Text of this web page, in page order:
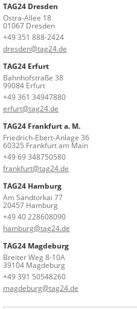
TAG24 Dresden
Ostra-Allee 18
01067 Dresden
+49 351 888-2424
dresden@tag24.de
TAG24 Erfurt
Bahnhofstraße 38
99084 Erfurt
+49 361 34947880
erfurt@tag24.de
TAG24 Frankfurt a. M.
Friedrich-Ebert-Anlage 36
60325 Frankfurt am Main
+49 69 348750580
frankfurt@tag24.de
TAG24 Hamburg
Am Sandtorkai 77
20457 Hamburg
+49 40 228608090
hamburg@tag24.de
TAG24 Magdeburg
Breiter Weg 8-10A
39104 Magdeburg
+49 391 50548260
magdeburg@tag24.de